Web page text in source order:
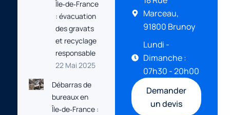
Île‑de‑France
: évacuation
des gravats
et recyclage
responsable
22 Mai 2025
Débarras de
bureaux en
Île‑de‑France :
Marceau,
91800 Brunoy
Lundi -
Dimanche :
07h30 - 20h00
Demander
un devis